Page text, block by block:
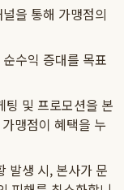
을 통해 가맹점의
수익 증대를 목표
팅 및 프로모션을 본
맹점이 혜택을 누
발생 시, 본사가 문